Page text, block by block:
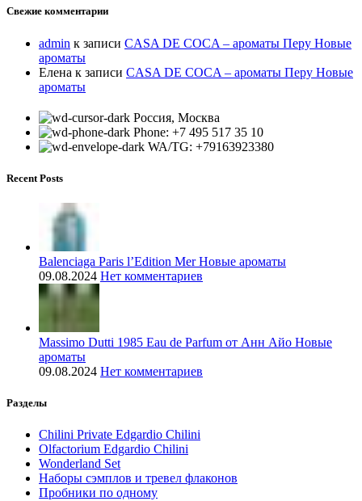
Свежие комментарии
admin к записи CASA DE COCA – ароматы Перу Новые
ароматы
Елена к записи CASA DE COCA – ароматы Перу Новые
ароматы
Россия, Москва
Phone: +7 495 517 35 10
WA/TG: +79163923380
Recent Posts
Balenciaga Paris l’Edition Mer Новые ароматы
09.08.2024 Нет комментариев
Massimo Dutti 1985 Eau de Parfum от Анн Айо Новые
ароматы
09.08.2024 Нет комментариев
Разделы
Chilini Private Edgardio Chilini
Olfactorium Edgardio Chilini
Wonderland Set
Наборы сэмплов и тревел флаконов
Пробники по одному